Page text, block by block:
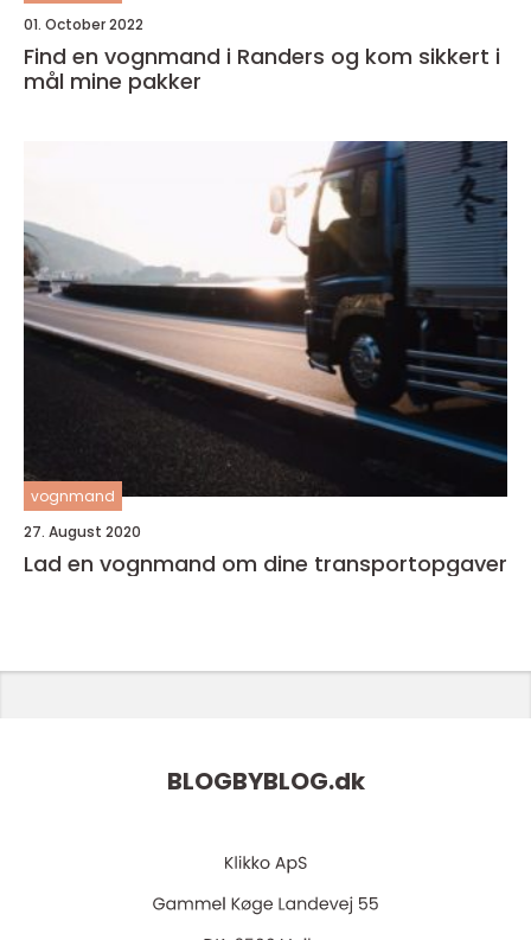
01. October 2022
Find en vognmand i Randers og kom sikkert i
mål mine pakker
vognmand
27. August 2020
Lad en vognmand om dine transportopgaver
BLOGBYBLOG.dk